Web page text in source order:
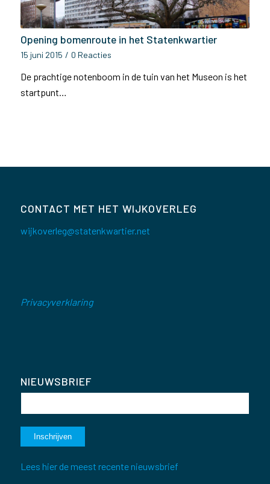
Opening bomenroute in het Statenkwartier
15 juni 2015 / 0 Reacties
De prachtige notenboom in de tuin van het Museon is het
startpunt…
CONTACT MET HET WIJKOVERLEG
wijkoverleg@statenkwartier.net
Privacyverklaring
NIEUWSBRIEF
Lees hier de meest recente nieuwsbrief